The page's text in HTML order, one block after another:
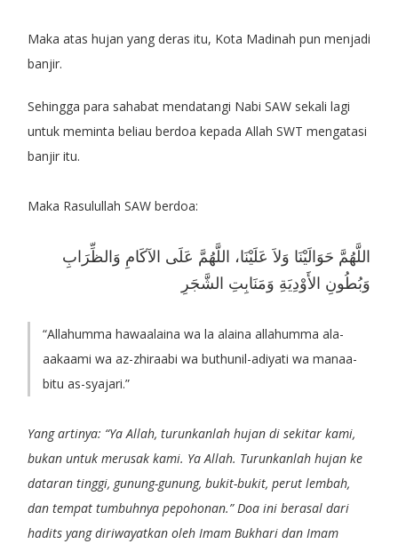
Maka atas hujan yang deras itu, Kota Madinah pun menjadi
banjir.
Sehingga para sahabat mendatangi Nabi SAW sekali lagi
untuk meminta beliau berdoa kepada Allah SWT mengatasi
banjir itu.
Maka Rasulullah SAW berdoa:
اللَّهُمَّ حَوَالَيْنَا وَلاَ عَلَيْنَا، اللَّهُمَّ عَلَى الآكَامِ وَالظِّرَابِ
وَبُطُونِ الأَوْدِيَةِ وَمَنَابِتِ الشَّجَرِ
“Allahumma hawaalaina wa la alaina allahumma ala-
aakaami wa az-zhiraabi wa buthunil-adiyati wa manaa-
bitu as-syajari.”
Yang artinya: “Ya Allah, turunkanlah hujan di sekitar kami,
bukan untuk merusak kami. Ya Allah. Turunkanlah hujan ke
dataran tinggi, gunung-gunung, bukit-bukit, perut lembah,
dan tempat tumbuhnya pepohonan.” Doa ini berasal dari
hadits yang diriwayatkan oleh Imam Bukhari dan Imam